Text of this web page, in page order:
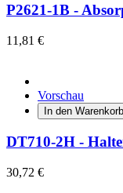
P2621-1B -
11,81 €
Vorschau
In den Warenkorb
DT710-2H -
30,72 €